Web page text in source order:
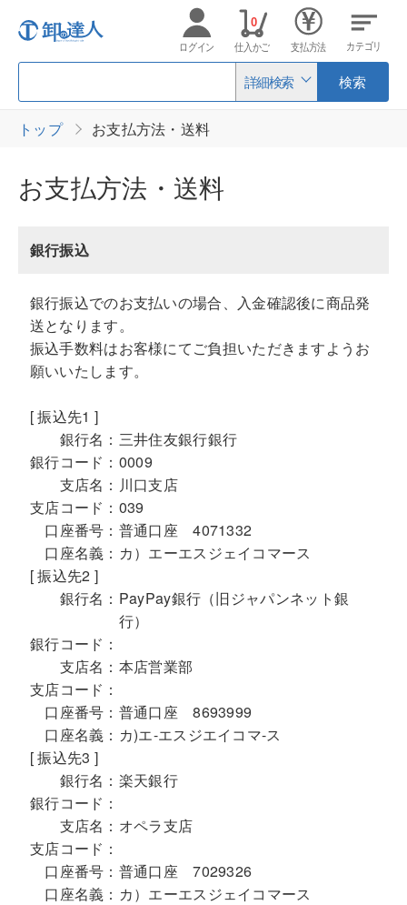
詳細検索 検索
ログイン 仕入かご
0
支払方法 カテゴリ
トップ お支払方法・送料
お支払方法・送料
銀行振込
銀行振込でのお支払いの場合、入金確認後に商品発
送となります。
振込手数料はお客様にてご負担いただきますようお
願いいたします。
[ 振込先1 ]
銀行名： 三井住友銀行銀行
銀行コード： 0009
支店名： 川口支店
支店コード： 039
口座番号： 普通口座 4071332
口座名義： カ）エーエスジェイコマース
[ 振込先2 ]
銀行名： PayPay銀行（旧ジャパンネット銀
行）
銀行コード：
支店名： 本店営業部
支店コード：
口座番号： 普通口座 8693999
口座名義： カ)エ-エスジエイコマ-ス
[ 振込先3 ]
銀行名： 楽天銀行
銀行コード：
支店名： オペラ支店
支店コード：
口座番号： 普通口座 7029326
口座名義： カ）エーエスジェイコマース